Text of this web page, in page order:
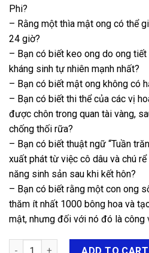
Phi?
– Rằng một thìa mật ong có thể
24 giờ?
– Bạn có biết keo ong do ong
kháng sinh tự nhiên mạnh nhất?
– Bạn có biết mật ong không có
– Bạn có biết thi thể của các vị
được chôn trong quan tài vàng,
chống thối rữa?
– Bạn có biết thuật ngữ “Tuần
xuất phát từ việc cô dâu và chú
năng sinh sản sau khi kết hôn?
– Bạn có biết rằng một con ong
thăm ít nhất 1000 bông hoa và
mật, nhưng đối với nó đó là công
MẬT ONG HƯƠNG RỪNG quantity